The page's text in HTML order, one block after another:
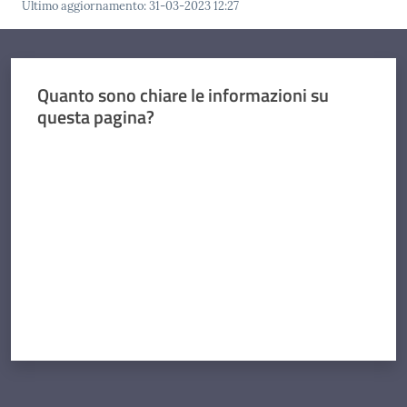
Ultimo aggiornamento:31-03-2023 12:27
Quanto sono chiare le informazioni su
questa pagina?